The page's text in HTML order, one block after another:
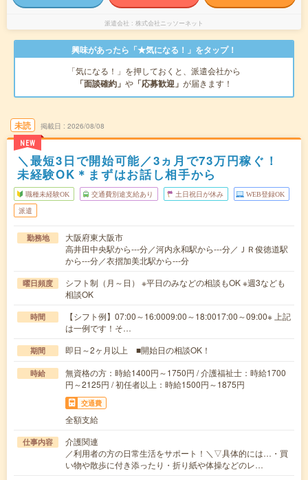
派遣会社 株式会社ニッソーネット
興味があったら「★気になる！」をタップ！
「気になる！」を押しておくと、派遣会社から
「面談確約」 や 「応募歓迎」 が届きます！
未読
NEW
掲載日 2026/08/08
＼最短3日で開始可能／3ヵ月で73万円稼ぐ！
未経験OK＊まずはお話し相手から
職種未経験OK 交通費別途支給あり 土日祝日が休み WEB登録OK
派遣
勤務地
大阪府東大阪市
高井田中央駅から---分／河内永和駅から---分／ＪＲ俊徳道駅
から---分／衣摺加美北駅から---分
曜日頻度
シフト制（月～日） ※平日のみなどの相談もOK ※週3なども
相談OK
時間
【シフト例】07:00～16:0009:00～18:0017:00～09:00※ 上記
は一例です！そ…
期間 即日～2ヶ月以上 ■開始日の相談OK！
時給
無資格の方：時給1400円～1750円 / 介護福祉士：時給1700
円～2125円 / 初任者以上：時給1500円～1875円
交通費
全額支給
仕事内容
介護関連
／利用者の方の日常生活をサポート！＼▽具体的には…・買
い物や散歩に付き添ったり・折り紙や体操などのレ…